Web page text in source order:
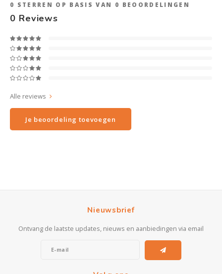
0 STERREN OP BASIS VAN 0 BEOORDELINGEN
0 Reviews
Alle reviews
Je beoordeling toevoegen
Nieuwsbrief
Ontvang de laatste updates, nieuws en aanbiedingen via email